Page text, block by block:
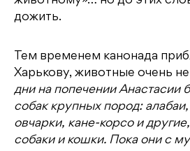
дожить.
Тем временем канонада
Харькову, животные очень
дни на попечении Анастасии
собак крупных пород:
овчарки, кане-корсо и
собаки и кошки. Пока они с